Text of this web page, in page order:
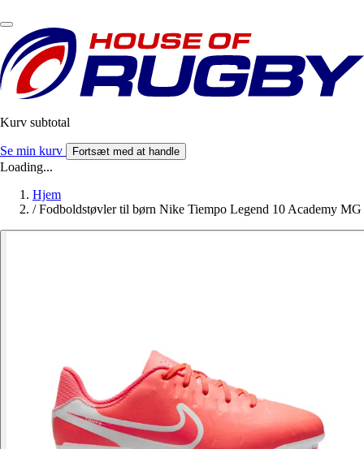
Kurv subtotal
Se min kurv Fortsæt med at handle
Loading...
Hjem
/ Fodboldstøvler til børn Nike Tiempo Legend 10 Academy MG